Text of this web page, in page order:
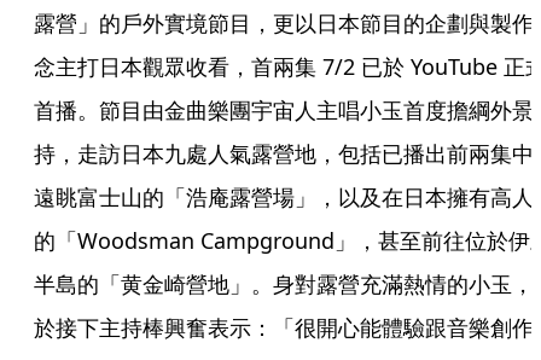
露營」的戶外實境節目，更以日本節目的企劃與製作
念主打日本觀眾收看，首兩集 7/2 已於 YouTube 正
首播。節目由金曲樂團宇宙人主唱小玉首度擔綱外景
持，走訪日本九處人氣露營地，包括已播出前兩集中
遠眺富士山的「浩庵露營場」，以及在日本擁有高人
的「Woodsman Campground」，甚至前往位於伊
半島的「黄金崎營地」。身對露營充滿熱情的小玉，
於接下主持棒興奮表示：「很開心能體驗跟音樂創作